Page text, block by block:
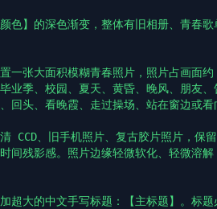
色】的深色渐变，整体有旧相册、青春
一张大面积模糊青春照片，照片占画面
业季、校园、夏天、黄昏、晚风、朋友
回头、看晚霞、走过操场、站在窗边或看
CCD、旧手机照片、复古胶片照片，保
间残影感。照片边缘轻微软化、轻微溶
超大的中文手写标题：【主标题】。标